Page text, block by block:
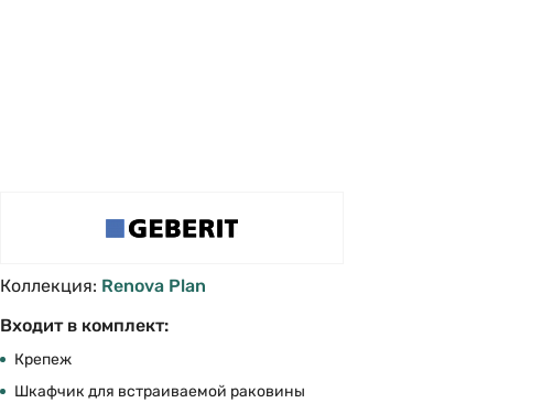
Коллекция: Renova Plan
Входит в комплект:
Крепеж
Шкафчик для встраиваемой раковины